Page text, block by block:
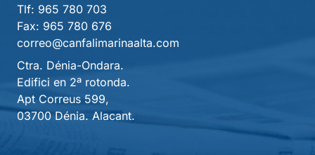
Tlf: 965 780 703
Fax: 965 780 676
correo@canfalimarinaalta.com
Ctra. Dénia-Ondara.
Edifici en 2ª rotonda.
Apt Correus 599,
03700 Dénia. Alacant.